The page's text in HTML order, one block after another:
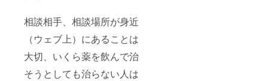
相談相手、相談場所が身近
（ウェブ上）にあることは
大切、いくら薬を飲んで治
そうとしても治らない人は